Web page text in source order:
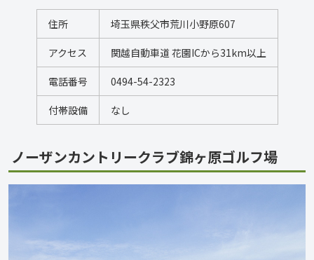
住所 埼玉県秩父市荒川小野原607
アクセス 関越自動車道 花園ICから31km以上
電話番号 0494-54-2323
付帯設備 なし
ノーザンカントリークラブ錦ヶ原ゴルフ場